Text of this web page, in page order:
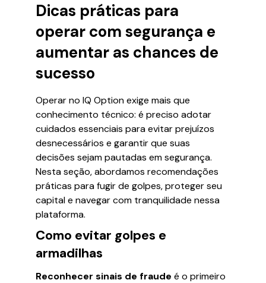
Dicas práticas para
operar com segurança e
aumentar as chances de
sucesso
Operar no IQ Option exige mais que
conhecimento técnico: é preciso adotar
cuidados essenciais para evitar prejuízos
desnecessários e garantir que suas
decisões sejam pautadas em segurança.
Nesta seção, abordamos recomendações
práticas para fugir de golpes, proteger seu
capital e navegar com tranquilidade nessa
plataforma.
Como evitar golpes e
armadilhas
Reconhecer sinais de fraude é o primeiro